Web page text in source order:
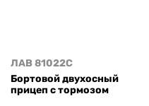
ЛАВ 81022C
Бортовой двухосный
прицеп с тормозом